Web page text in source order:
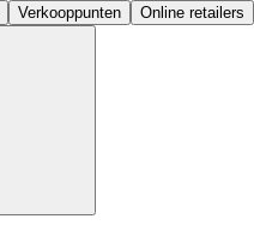
Verkooppunten Online retailers